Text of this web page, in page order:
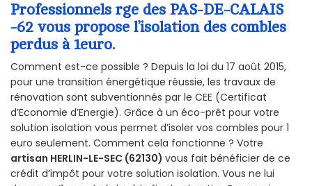
Professionnels rge des PAS-DE-CALAIS
-62 vous propose l’isolation des combles
perdus à 1euro.
Comment est-ce possible ? Depuis la loi du 17 août 2015,
pour une transition énergétique réussie, les travaux de
rénovation sont subventionnés par le CEE (Certificat
d’Economie d’Energie). Grâce à un éco-prêt pour votre
solution isolation vous permet d’isoler vos combles pour 1
euro seulement. Comment cela fonctionne ? Votre
artisan HERLIN-LE-SEC (62130) vous fait bénéficier de ce
crédit d’impôt pour votre solution isolation. Vous ne lui